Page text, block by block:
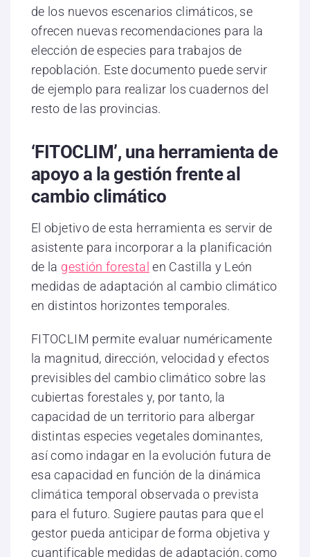
de los nuevos escenarios climáticos, se
ofrecen nuevas recomendaciones para la
elección de especies para trabajos de
repoblación. Este documento puede servir
de ejemplo para realizar los cuadernos del
resto de las provincias.
‘FITOCLIM’, una herramienta de
apoyo a la gestión frente al
cambio climático
El objetivo de esta herramienta es servir de
asistente para incorporar a la planificación
de la gestión forestal en Castilla y León
medidas de adaptación al cambio climático
en distintos horizontes temporales.
FITOCLIM permite evaluar numéricamente
la magnitud, dirección, velocidad y efectos
previsibles del cambio climático sobre las
cubiertas forestales y, por tanto, la
capacidad de un territorio para albergar
distintas especies vegetales dominantes,
así como indagar en la evolución futura de
esa capacidad en función de la dinámica
climática temporal observada o prevista
para el futuro. Sugiere pautas para que el
gestor pueda anticipar de forma objetiva y
cuantificable medidas de adaptación, como